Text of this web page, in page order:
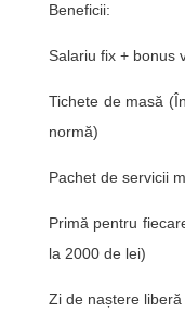
Beneficii:
Salariu fix + bonus
Tichete de masă
normă)
Pachet de servicii
Primă pentru
la 2000 de lei)
Zi de naștere liberă